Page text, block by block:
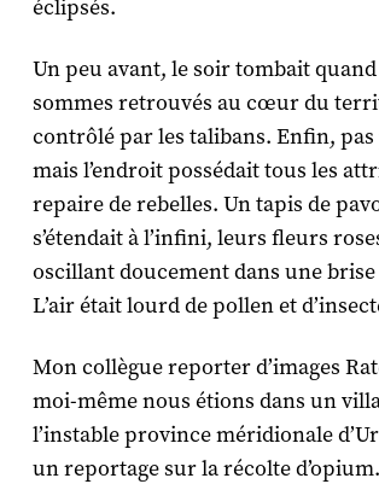
éclipsés.
Un peu avant, le soir tombait
sommes retrouvés au cœur du
contrôlé par les talibans. Enfin,
mais l’endroit possédait tous les
repaire de rebelles. Un tapis de
s’étendait à l’infini, leurs fleurs
oscillant doucement dans une
L’air était lourd de pollen et
Mon collègue reporter d’images
moi-même nous étions dans un
l’instable province méridionale
un reportage sur la récolte